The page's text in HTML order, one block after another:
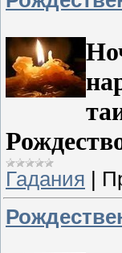
Гадания |